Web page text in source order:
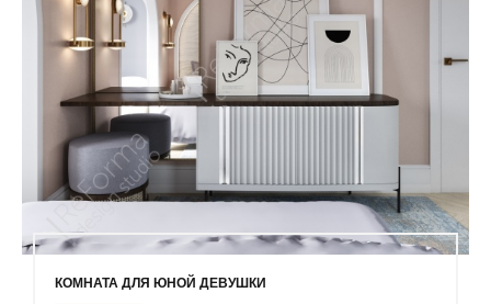
КОМНАТА ДЛЯ ЮНОЙ ДЕВУШКИ